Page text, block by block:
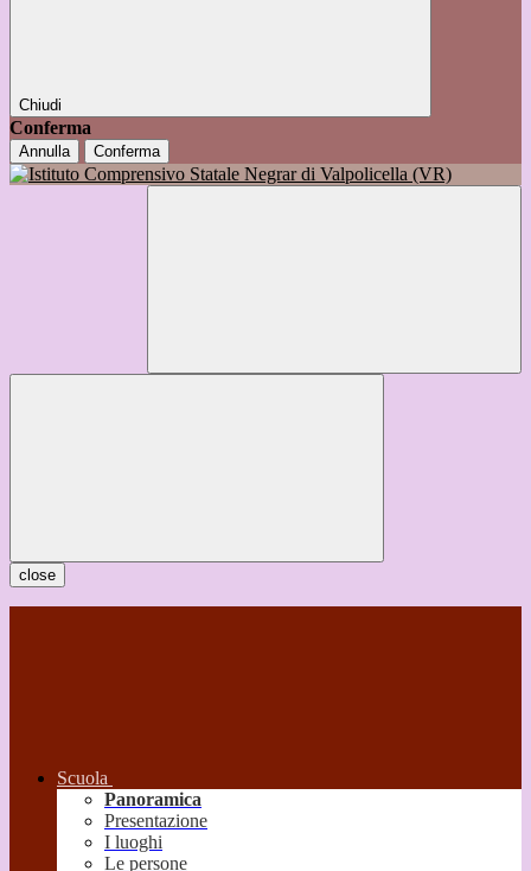
Chiudi
Conferma
Annulla Conferma
close
Scuola
Panoramica
Presentazione
I luoghi
Le persone